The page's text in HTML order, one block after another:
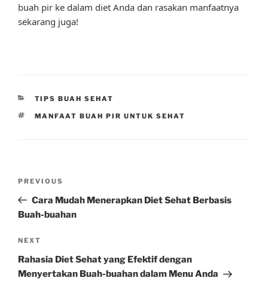
buah pir ke dalam diet Anda dan rasakan manfaatnya
sekarang juga!
CATEGORIES
TIPS BUAH SEHAT
TAGS
MANFAAT BUAH PIR UNTUK SEHAT
Previous
Post
PREVIOUS
Cara Mudah Menerapkan Diet Sehat Berbasis
Buah-buahan
Next
Post
NEXT
Rahasia Diet Sehat yang Efektif dengan
Menyertakan Buah-buahan dalam Menu Anda